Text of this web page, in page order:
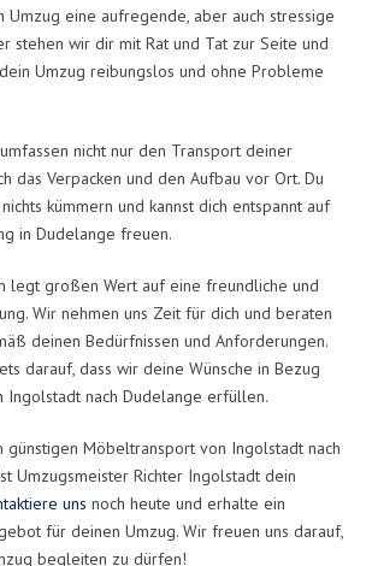
Umzug eine aufregende, aber auch stressige
stehen wir dir mit Rat und Tat zur Seite und
Umzug reibungslos und ohne Probleme
nicht nur den Transport deiner
das Verpacken und den Aufbau vor Ort. Du
kümmern und kannst dich entspannt auf
in Dudelange freuen.
legt großen Wert auf eine freundliche und
Wir nehmen uns Zeit für dich und beraten
deinen Bedürfnissen und Anforderungen.
darauf, dass wir deine Wünsche in Bezug
Ingolstadt nach Dudelange erfüllen.
günstigen Möbeltransport von Ingolstadt nach
Umzugsmeister Richter Ingolstadt dein
uns noch heute und erhalte ein
für deinen Umzug. Wir freuen uns darauf,
begleiten zu dürfen!